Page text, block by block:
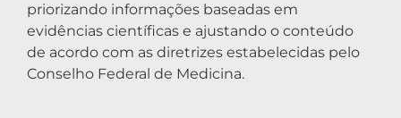
priorizando informações baseadas em
evidências científicas e ajustando o conteúdo
de acordo com as diretrizes estabelecidas pelo
Conselho Federal de Medicina.